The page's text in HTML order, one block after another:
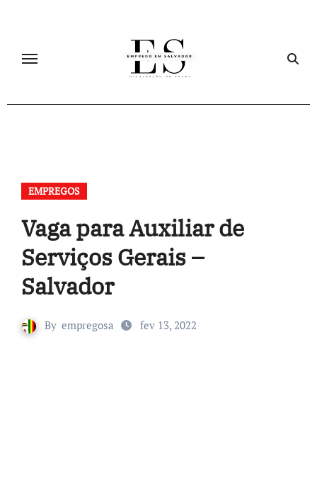
EMPREGOS
Vaga para Auxiliar de
Serviços Gerais –
Salvador
By empregosa fev 13, 2022